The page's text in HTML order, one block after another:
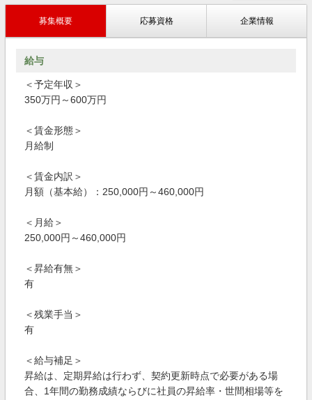
募集概要 応募資格 企業情報
給与
＜予定年収＞
350万円～600万円
＜賃金形態＞
月給制
＜賃金内訳＞
月額（基本給）：250,000円～460,000円
＜月給＞
250,000円～460,000円
＜昇給有無＞
有
＜残業手当＞
有
＜給与補足＞
昇給は、定期昇給は行わず、契約更新時点で必要がある場
合、1年間の勤務成績ならびに社員の昇給率・世間相場等を